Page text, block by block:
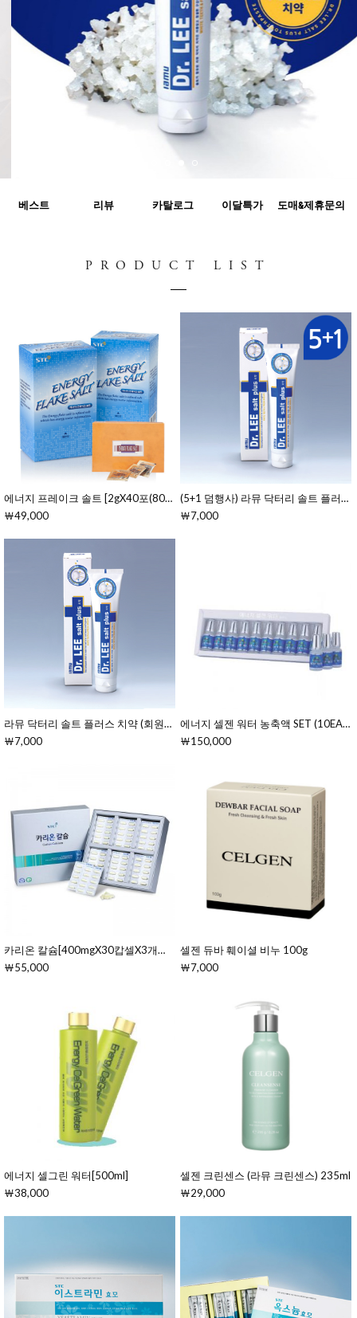
베스트 리뷰 카탈로그 이달특가 도매&제휴문의
PRODUCT LIST
에너지 프레이크 솔트 [2gX40포(80g)]
￦49,000
(5+1 덤행사) 라뮤 닥터리 솔트 플러스 치약
￦7,000
라뮤 닥터리 솔트 플러스 치약 (회원전용)
￦7,000
에너지 셀젠 워터 농축액 SET (10EA)[7gX10ea(70g)]
￦150,000
카리온 칼슘[400mgX30캅셀X3개입(경질캅셀/15일분)]
￦55,000
셀젠 듀바 훼이셜 비누 100g
￦7,000
에너지 셀그린 워터[500ml]
￦38,000
셀젠 크린센스 (라뮤 크린센스) 235ml
￦29,000